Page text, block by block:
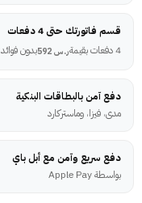
قسم فاتورتك حتى 4 دفعات
4 دفعات بقيمة
ر.س بدون فوائد
دفع آمن بالبطاقات البنكية
مدى، فيزا، وماستركارد
دفع سريع وآمن مع أبل باي
بواسطة Apple Pay